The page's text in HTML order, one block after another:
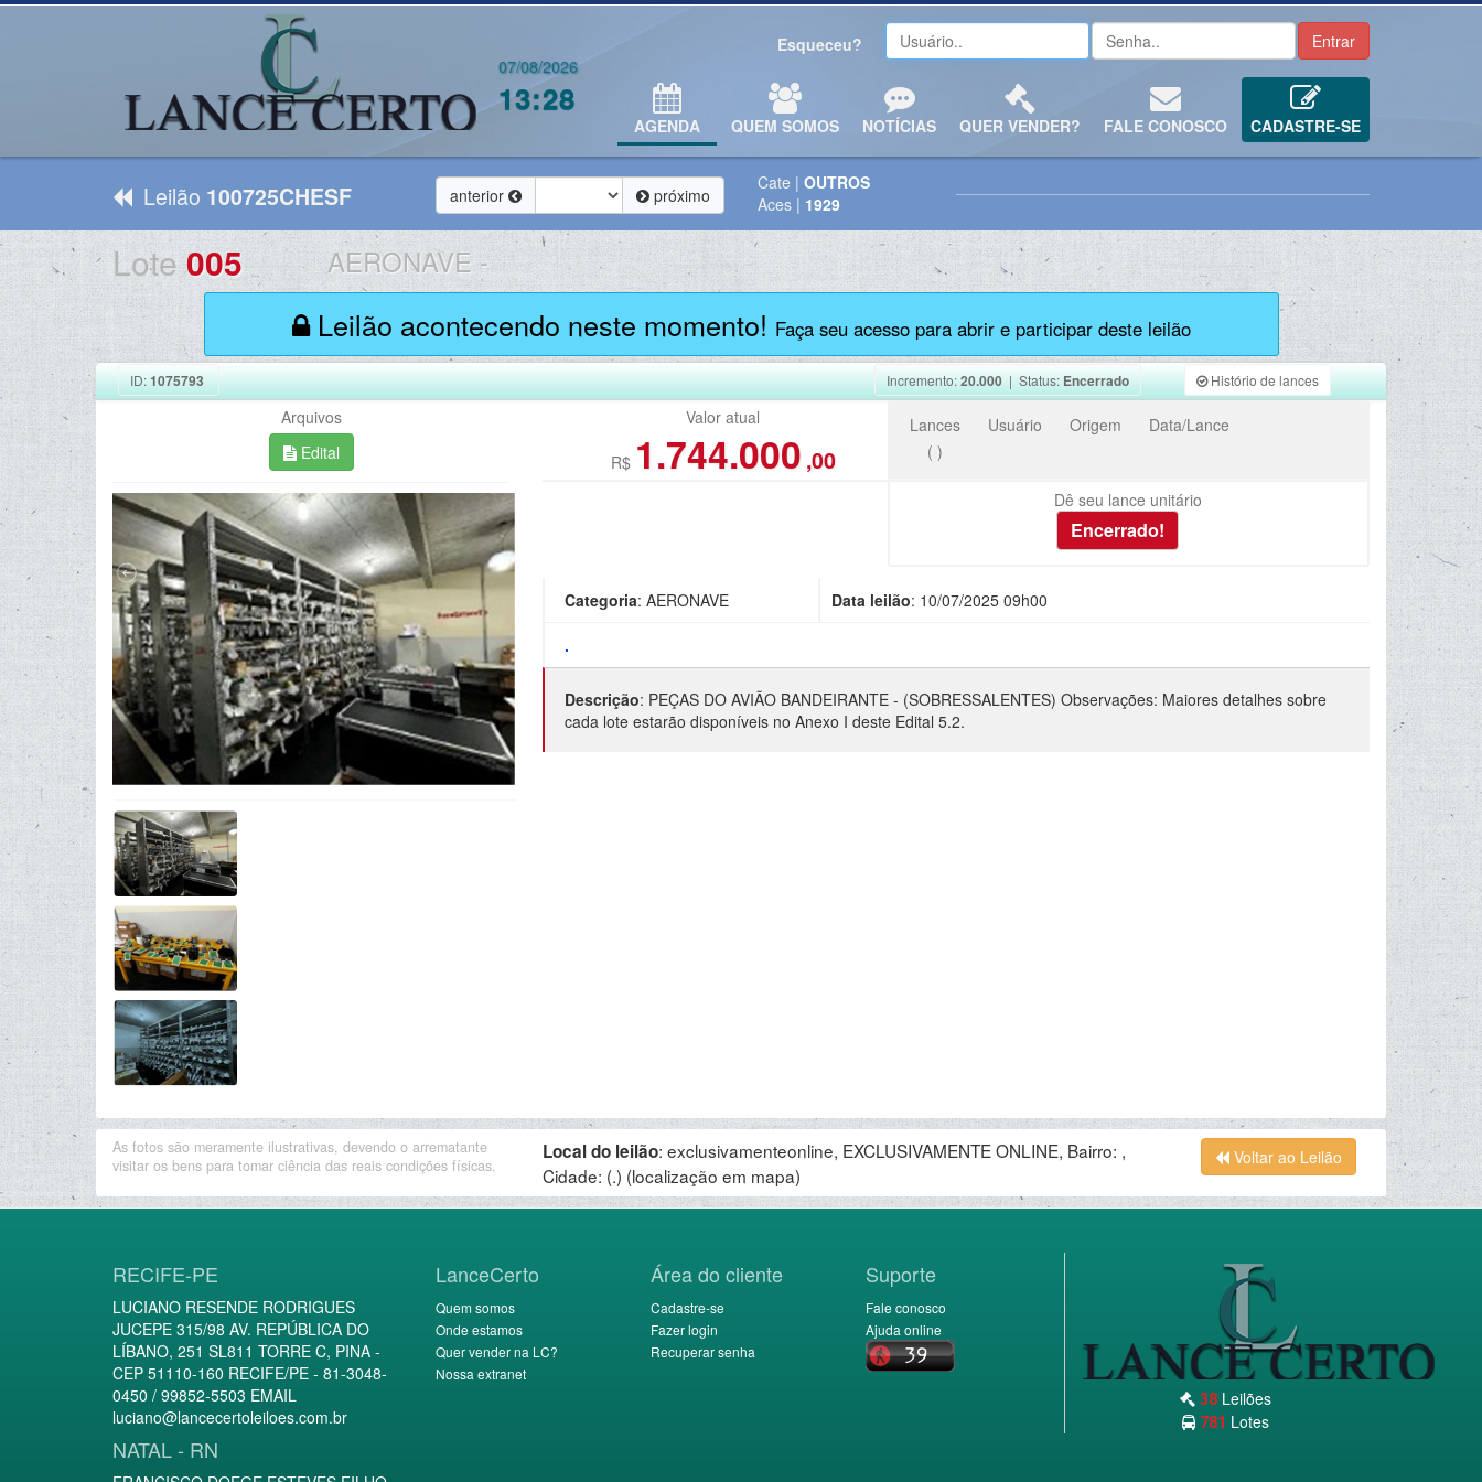
07/08/2026
13:28
Esqueceu?
AGENDA QUEM SOMOS NOTÍCIAS QUER VENDER? FALE CONOSCO CADASTRE-SE
Leilão 100725CHESF anterior próximo
Cate | OUTROS
Aces | 1929
Lote005 AERONAVE -
Leilão acontecendo neste momento! Faça seu acesso para abrir e participar deste leilão
ID:1075793 Incremento:20.000| Status:Encerrado Histório de lances
Arquivos
Edital
Valor atual
R$ 1.744.000 ,00
Lances
( )
Usuário Origem Data/Lance
Dê seu lance unitário
Categoria: AERONAVE Data leilão: 10/07/2025 09h00
.
Descrição: PEÇAS DO AVIÃO BANDEIRANTE - (SOBRESSALENTES) Observações: Maiores detalhes sobre
cada lote estarão disponíveis no Anexo I deste Edital 5.2.
As fotos são meramente ilustrativas, devendo o arrematante
visitar os bens para tomar ciência das reais condições físicas.
Local do leilão: exclusivamenteonline, EXCLUSIVAMENTE ONLINE, Bairro: ,
Cidade: (.) (localização em mapa)
Voltar ao Leilão
RECIFE-PE
LUCIANO RESENDE RODRIGUES
JUCEPE 315/98 AV. REPÚBLICA DO
LÍBANO, 251 SL811 TORRE C, PINA -
CEP 51110-160 RECIFE/PE - 81-3048-
0450 / 99852-5503 EMAIL
luciano@lancecertoleiloes.com.br
NATAL - RN
LanceCerto
Quem somos
Onde estamos
Quer vender na LC?
Nossa extranet
Área do cliente
Cadastre-se
Fazer login
Recuperar senha
Suporte
Fale conosco
Ajuda online
38Leilões
781 Lotes